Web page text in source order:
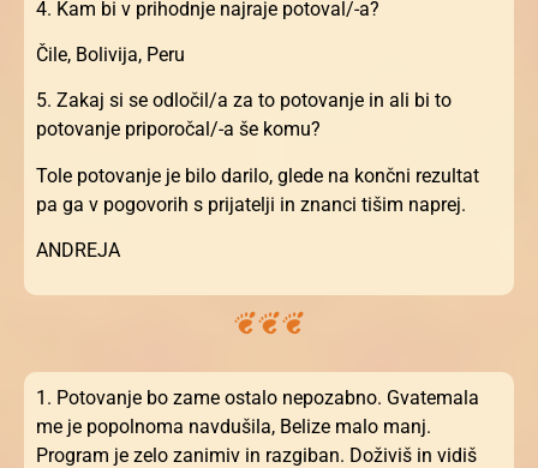
4. Kam bi v prihodnje najraje potoval/-a?
Čile, Bolivija, Peru
5. Zakaj si se odločil/a za to potovanje in ali bi to
potovanje priporočal/-a še komu?
Tole potovanje je bilo darilo, glede na končni rezultat
pa ga v pogovorih s prijatelji in znanci tišim naprej.
ANDREJA
1. Potovanje bo zame ostalo nepozabno. Gvatemala
me je popolnoma navdušila, Belize malo manj.
Program je zelo zanimiv in razgiban. Doživiš in vidiš